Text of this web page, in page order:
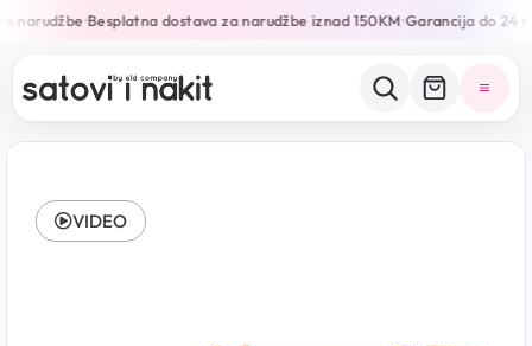
narudžbe•Besplatna dostava za narudžbe iznad 150KM•Garancija do 24
VIDEO